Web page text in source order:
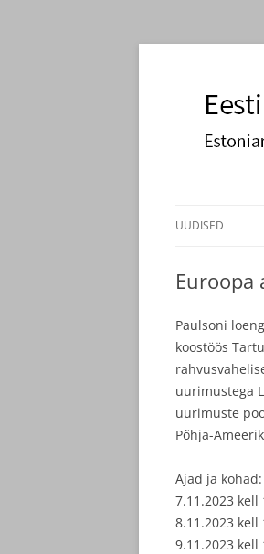
Estonian
sisu
UUDISED
Paulsoni
koostöös
uurimustega
uurimuste
Põhja-
Ajad ja kohad:
7.11.2023 kell
8.11.2023 kell
9.11.2023 kell